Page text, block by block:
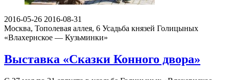
2016-05-26 2016-08-31
Москва, Тополевая аллея, 6 Усадьба князей Голицыных
«Влахернское — Кузьминки»
Выставка «Сказки Конного двора»